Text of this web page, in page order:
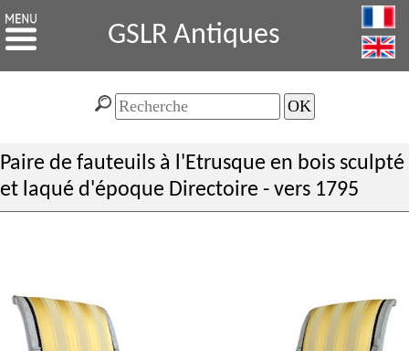
GSLR Antiques
Paire de fauteuils à l'Etrusque en bois sculpté
et laqué d'époque Directoire - vers 1795